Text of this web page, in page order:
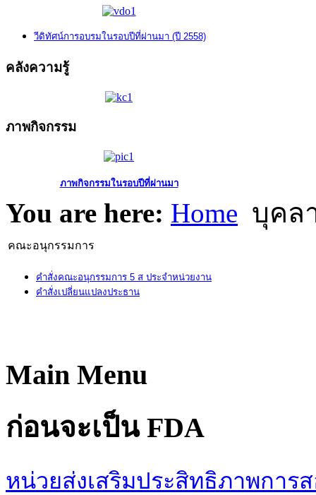
วีดิทัศน์การอบรมในรอบปีที่ผ่านมา (ปี 2558)
คลังความรู้
ภาพกิจกรรม
ภาพกิจกรรมในรอบปีที่ผ่านมา
You are here: Home บุคล
คณะอนุกรรมการ
คำสั่งคณะอนุกรรมการ 5 ส ประจำหน่วยงาน
คำสั่งเปลี่ยนแปลงประธาน
Main Menu
ก่อนจะเป็น FDA
หน่วยส่งเสริมประสิทธิภาพการ